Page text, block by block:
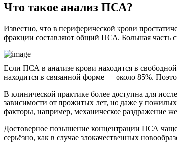
Что такое анализ ПСА?
Известно, что в периферической крови
фракции составляют общий ПСА. Большая часть
Если ПСА в анализе крови находится в
находится в связанной форме — около 85%.
В клинической практике более доступна для
зависимости от прожитых лет, но даже у
факторы, например, механическое раздражение
Достоверное повышение концентрации ПСА чаще
серьёзно, как в случае злокачественных